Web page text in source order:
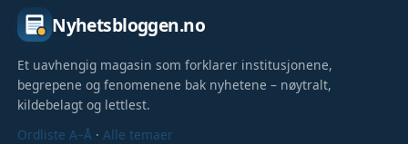
Nyhetsbloggen.no
Et uavhengig magasin som forklarer institusjonene,
begrepene og fenomenene bak nyhetene – nøytralt,
kildebelagt og lettlest.
Ordliste A–Å ·Alle temaer